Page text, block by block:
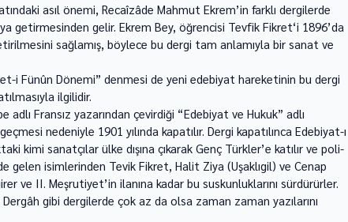
asıl önemi, Recaîzâde Mahmut Ekrem’in farklı dergilerde
getirmesinden gelir. Ekrem Bey, öğ­rencisi Tevfik Fikret‘i 1896’da
sağlamış, böylece bu dergi tam anlamıyla bir sanat ve
i Fünûn Dönemi” den­mesi de yeni edebiyat hareketinin bu dergi
ilgilidir.
adlı Fransız yazarın­dan çevirdiği “Edebiyat ve Hukuk” adlı
nedeniyle 1901 yılında kapatılır. Dergi kapatılınca Edebiyat-ı
kimi sanatçılar ülke dışına çıkarak Genç Türkler’e katılır ve poli­
gelen isimlerinden Tevik Fikret, Halit Ziya (Uşaklıgil) ve Cenap
ve II. Meşrutiyet’in ilanına kadar bu suskunlukla­rını sürdürürler.
gibi dergilerde çok az da olsa zaman zaman yazılarını